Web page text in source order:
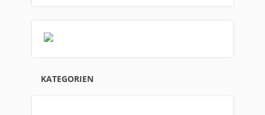
KATEGORIEN